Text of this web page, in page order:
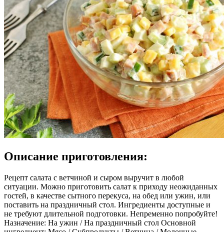
Описание приготовления:
Рецепт салата с ветчиной и сыром выручит в любой
ситуации. Можно приготовить салат к приходу неожиданных
гостей, в качестве сытного перекуса, на обед или ужин, или
поставить на праздничный стол. Ингредиенты доступные и
не требуют длительной подготовки. Непременно попробуйте!
Назначение: На ужин / На праздничный стол Основной